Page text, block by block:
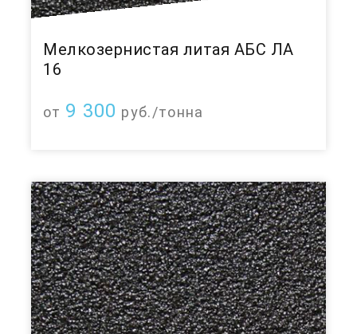
Мелкозернистая литая АБС ЛА
16
от 9 300 руб./тонна